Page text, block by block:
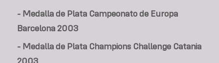
- Medalla de Plata Campeonato de Europa
Barcelona 2003
- Medalla de Plata Champions Challenge Catania